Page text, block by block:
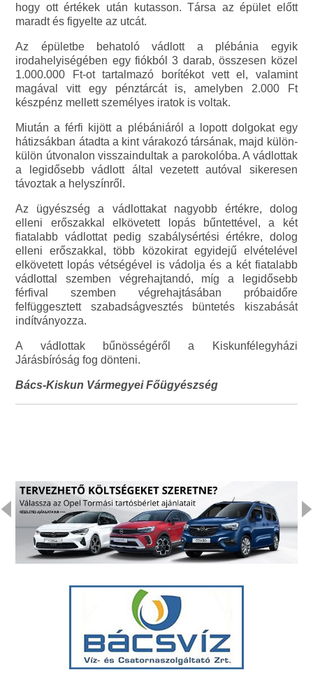
hogy ott értékek után kutasson. Társa az épület előtt
maradt és figyelte az utcát.
Az épületbe behatoló vádlott a plébánia egyik
irodahelyiségében egy fiókból 3 darab, összesen közel
1.000.000 Ft-ot tartalmazó borítékot vett el, valamint
magával vitt egy pénztárcát is, amelyben 2.000 Ft
készpénz mellett személyes iratok is voltak.
Miután a férfi kijött a plébániáról a lopott dolgokat egy
hátizsákban átadta a kint várakozó társának, majd külön-
külön útvonalon visszaindultak a parokolóba. A vádlottak
a legidősebb vádlott által vezetett autóval sikeresen
távoztak a helyszínről.
Az ügyészség a vádlottakat nagyobb értékre, dolog
elleni erőszakkal elkövetett lopás bűntettével, a két
fiatalabb vádlottat pedig szabálysértési értékre, dolog
elleni erőszakkal, több közokirat egyidejű elvételével
elkövetett lopás vétségével is vádolja és a két fiatalabb
vádlottal szemben végrehajtandó, míg a legidősebb
férfival szemben végrehajtásában próbaidőre
felfüggesztett szabadságvesztés büntetés kiszabását
indítványozza.
A vádlottak bűnösségéről a Kiskunfélegyházi
Járásbíróság fog dönteni.
Bács-Kiskun Vármegyei Főügyészség